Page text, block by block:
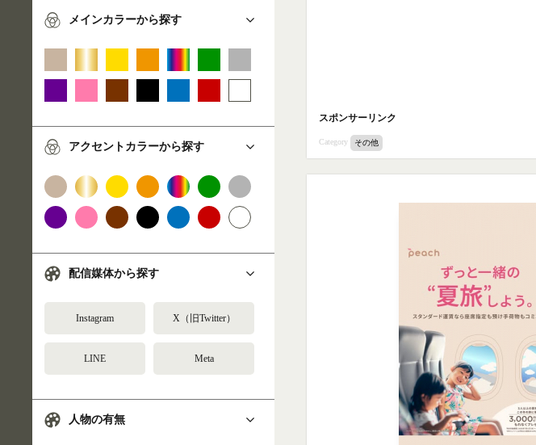
メインカラーから探す
アクセントカラーから探す
配信媒体から探す
Instagram X（旧Twitter）
LINE Meta
人物の有無
スポンサーリンク
Category その他